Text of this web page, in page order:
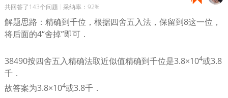
共回答了143个问题 采纳率：92%
解题思路：精确到千位，根据四舍五入法，保留到8这一位，
将后面的4“舍掉”即可．
38490按四舍五入精确法取近似值精确到千位是3.8×104或3.8
千．
故答案为3.8×104或3.8千．